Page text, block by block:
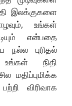
இலக்குகளை
உங்கள்
என்பதை
நல்ல புரிதல்
நிதி
மதிப்புமிக்க
விரிவாக